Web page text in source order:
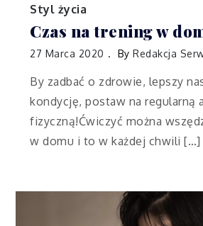
Styl życia
Czas na trening w
27 Marca 2020 ByRedakcja
By zadbać o zdrowie, lepszy
kondycję, postaw na regularną
fizyczną!Ćwiczyć można
w domu i to w każdej chwili […]